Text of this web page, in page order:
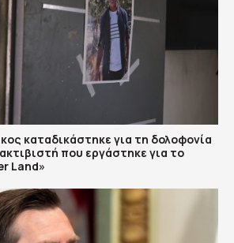
καταδικάστηκε για τη δολοφονία
που εργάστηκε για το
Land»